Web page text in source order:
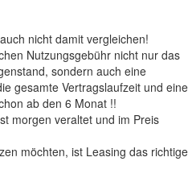
nicht damit vergleichen!
Nutzungsgebühr nicht nur das
sondern auch eine
gesamte Vertragslaufzeit und eine
ab den 6 Monat !!
morgen veraltet und im Preis
möchten, ist Leasing das richtige